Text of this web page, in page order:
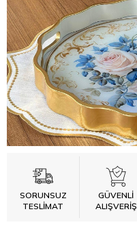
SORUNSUZ
TESLİMAT
GÜVENLİ
ALIŞVERİŞ